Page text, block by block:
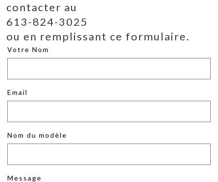
contacter au
613-824-3025
ou en remplissant ce formulaire.
Votre Nom
Email
Nom du modèle
Message